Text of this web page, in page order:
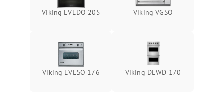
Viking EVEDO 205 Viking VGSO
Viking EVESO 176 Viking DEWD 170